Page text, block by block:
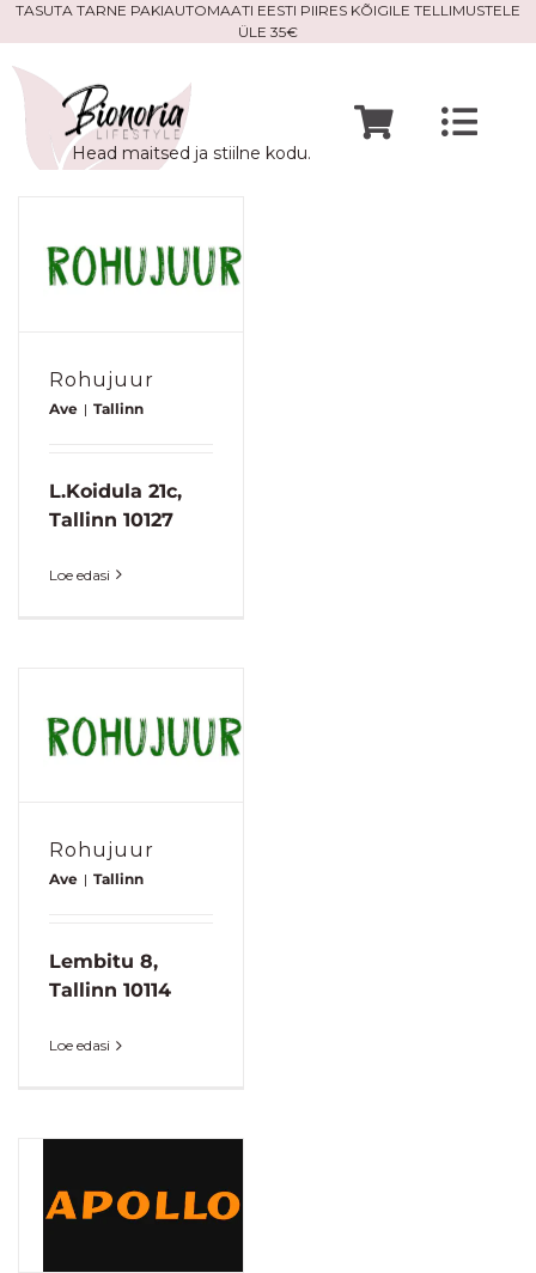
Skip
to
content
TASUTA TARNE PAKIAUTOMAATI EESTI PIIRES KÕIGILE TELLIMUSTELE
ÜLE 35€
Head maitsed ja stiilne kodu.
Rohujuur
Ave | Tallinn
L.Koidula 21c,
Tallinn 10127
Loe edasi
Rohujuur
Ave | Tallinn
Lembitu 8,
Tallinn 10114
Loe edasi